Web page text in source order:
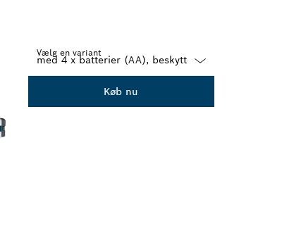
Vælg en variant
Køb nu